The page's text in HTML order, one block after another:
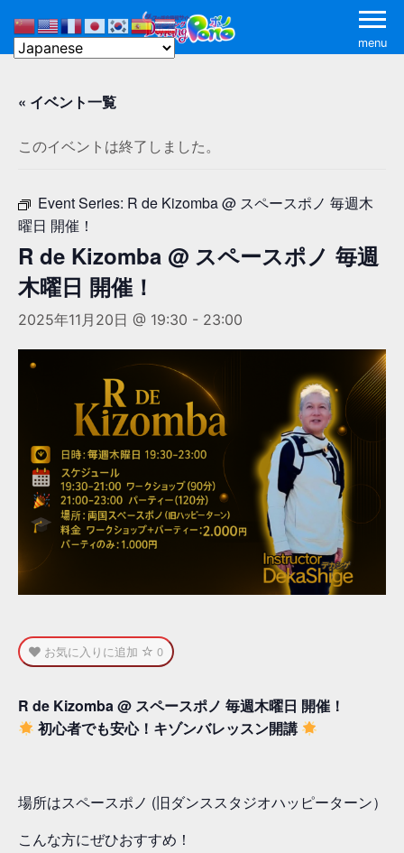
menu
« イベント一覧
このイベントは終了しました。
Event Series: R de Kizomba @ スペースポノ 毎週木
曜日 開催！
R de Kizomba @ スペースポノ 毎週
木曜日 開催！
2025年11月20日 @ 19:30 - 23:00
お気に入りに追加 0
R de Kizomba @ スペースポノ 毎週木曜日 開催！
初心者でも安心！キゾンバレッスン開講
場所はスペースポノ (旧ダンススタジオハッピーターン）
こんな方にぜひおすすめ！